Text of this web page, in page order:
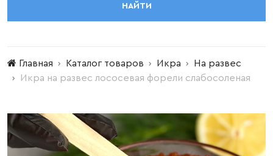
НАЙТИ
Главная Каталог товаров Икра
На развес
Икра на развес лососевая форели слабосоленая